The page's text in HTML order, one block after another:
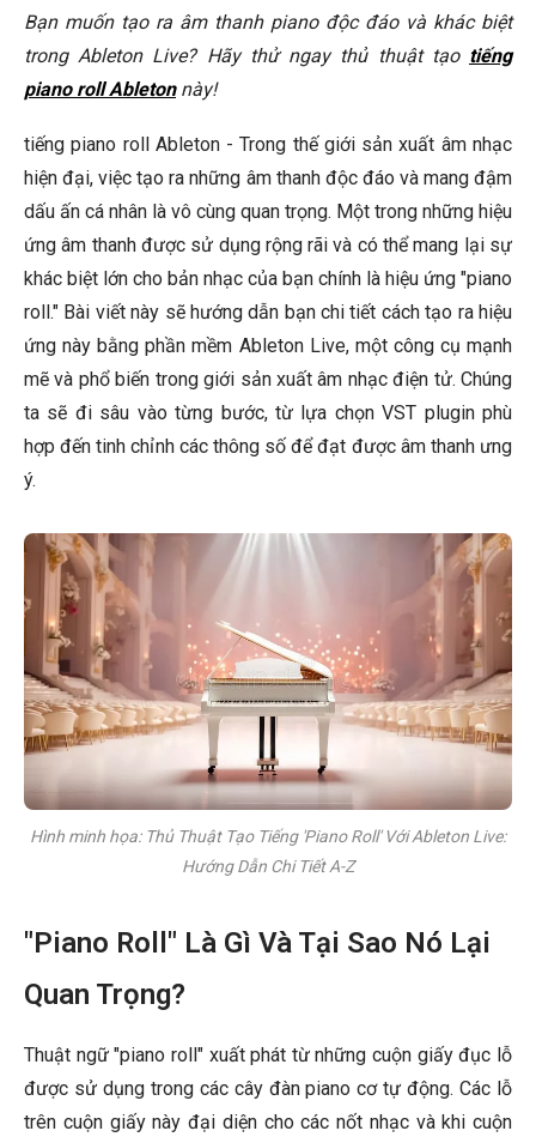
Làm thế nào để tạo ra âm thanh "piano roll" chân thực
Làm thế nào để tạo ra hiệu ứng "piano roll" độc đáo và
Làm thế nào để khắc phục các vấn đề trong âm thanh
"piano roll"?
🎹 Đàn Piano Được Yêu Thích Nhất
Kết Luận
Bạn muốn tạo ra âm thanh piano độc đáo và khác biệt
trong Ableton Live? Hãy thử ngay thủ thuật tạo tiếng
piano roll Abletonnày!
tiếng piano roll Ableton - Trong thế giới sản xuất âm nhạc
hiện đại, việc tạo ra những âm thanh độc đáo và mang đậm
dấu ấn cá nhân là vô cùng quan trọng. Một trong những hiệu
ứng âm thanh được sử dụng rộng rãi và có thể mang lại sự
khác biệt lớn cho bản nhạc của bạn chính là hiệu ứng "piano
roll." Bài viết này sẽ hướng dẫn bạn chi tiết cách tạo ra hiệu
ứng này bằng phần mềm Ableton Live, một công cụ mạnh
mẽ và phổ biến trong giới sản xuất âm nhạc điện tử. Chúng
ta sẽ đi sâu vào từng bước, từ lựa chọn VST plugin phù
hợp đến tinh chỉnh các thông số để đạt được âm thanh ưng
ý.
Hình minh họa: Thủ Thuật Tạo Tiếng 'Piano Roll' Với Ableton Live:
Hướng Dẫn Chi Tiết A-Z
"Piano Roll" Là Gì Và Tại Sao Nó Lại
Quan Trọng?
Thuật ngữ "piano roll" xuất phát từ những cuộn giấy đục lỗ
được sử dụng trong các cây đàn piano cơ tự động. Các lỗ
trên cuộn giấy này đại diện cho các nốt nhạc và khi cuộn